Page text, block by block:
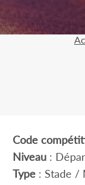
Code
Niveau:
Type: Stade /